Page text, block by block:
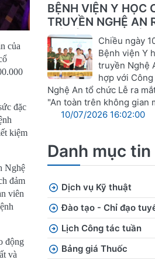
của
đặc
kiệm
Nghệ
đảm
viên
động
và
BỆNH VIỆN Y HỌC
TRUYỀN NGHỆ AN
MÔ HÌNH "AN
KHÔNG GIAN
VỮNG VÀNG
CHUYỂN ĐỔI SỐ"
Chiều ngày
Bệnh viện Y
truyền Nghệ
hợp với
Nghệ An tổ chức Lễ ra
"An toàn trên không gian
10/07/2026 16:02:00
Danh mục tin
Dịch vụ Kỹ thuật
Đào tạo - Chỉ đạo
Lịch Công tác tuần
Bảng giá Thuốc